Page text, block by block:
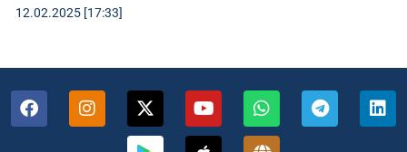
12.02.2025 [17:33]